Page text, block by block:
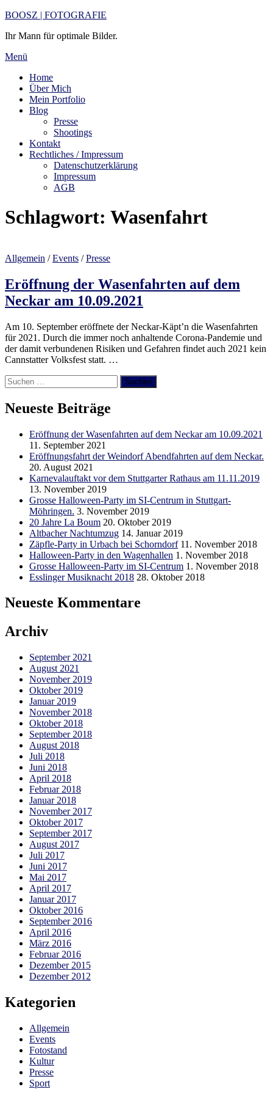
Zum
springen
BOOSZ | FOTOGRAFIE
Ihr Mann für optimale Bilder.
Menü
Home
Über Mich
Mein Portfolio
Blog
Presse
Shootings
Kontakt
Rechtliches / Impressum
Datenschutzerklärung
Impressum
AGB
Schlagwort: Wasenfahrt
Allgemein /Events /Presse
Eröffnung der Wasenfahrten auf dem
Neckar am 10.09.2021
Am 10. September eröffnete der Neckar-Käpt’n die Wasenfahrten
für 2021. Durch die immer noch anhaltende Corona-Pandemie und
der damit verbundenen Risiken und Gefahren findet auch 2021 kein
Cannstatter Volksfest statt. …
Suchen
nach:
Neueste Beiträge
Eröffnung der Wasenfahrten auf dem Neckar am 10.09.2021
11. September 2021
Eröffnungsfahrt der Weindorf Abendfahrten auf dem Neckar.
20. August 2021
Karnevalauftakt vor dem Stuttgarter Rathaus am 11.11.2019
13. November 2019
Grosse Halloween-Party im SI-Centrum in Stuttgart-
Möhringen. 3. November 2019
20 Jahre La Boum 20. Oktober 2019
Altbacher Nachtumzug 14. Januar 2019
Zäpfle-Party in Urbach bei Schorndorf 11. November 2018
Halloween-Party in den Wagenhallen 1. November 2018
Grosse Halloween-Party im SI-Centrum 1. November 2018
Esslinger Musiknacht 2018 28. Oktober 2018
Neueste Kommentare
Archiv
September 2021
August 2021
November 2019
Oktober 2019
Januar 2019
November 2018
Oktober 2018
September 2018
August 2018
Juli 2018
Juni 2018
April 2018
Februar 2018
Januar 2018
November 2017
Oktober 2017
September 2017
August 2017
Juli 2017
Juni 2017
Mai 2017
April 2017
Januar 2017
Oktober 2016
September 2016
April 2016
März 2016
Februar 2016
Dezember 2015
Dezember 2012
Kategorien
Allgemein
Events
Fotostand
Kultur
Presse
Sport